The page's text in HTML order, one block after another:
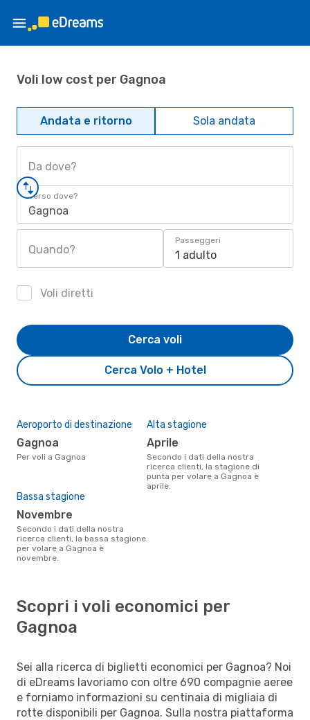
Voli low cost per Gagnoa
Andata e ritorno Sola andata
Da dove?
Verso dove?
Gagnoa
Quando?
Passeggeri
1 adulto
Voli diretti
Cerca Volo + Hotel
Cerca voli
Aeroporto di destinazione
Gagnoa
Per voli a Gagnoa
Alta stagione
aprile
Secondo i dati della nostra
ricerca clienti, la stagione di
punta per volare a Gagnoa è
aprile.
Bassa stagione
novembre
Secondo i dati della nostra
ricerca clienti, la bassa stagione
per volare a Gagnoa è
novembre.
Scopri i voli economici per
Gagnoa
Sei alla ricerca di biglietti economici per Gagnoa? Noi
di eDreams lavoriamo con oltre 690 compagnie aeree
e forniamo informazioni su centinaia di migliaia di
rotte disponibili per Gagnoa. Sulla nostra piattaforma